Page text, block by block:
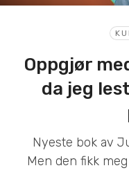
Oppgjør
da jeg
Nyeste bok av
Men den fikk